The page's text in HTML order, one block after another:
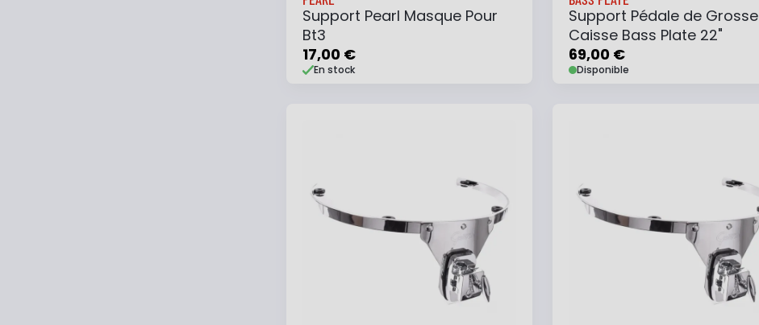
Support Pearl Masque Pour
Bt3
17,00 €
En stock
Support Pédale de Grosse
Caisse Bass Plate 22"
69,00 €
Disponible